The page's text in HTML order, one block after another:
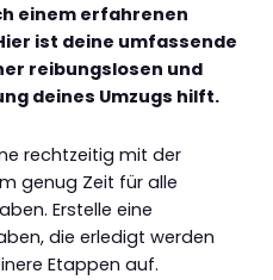
einem erfahrenen
ist deine umfassende
reibungslosen und
deines Umzugs hilft.
rechtzeitig mit der
genug Zeit für alle
Erstelle eine
die erledigt werden
Etappen auf.